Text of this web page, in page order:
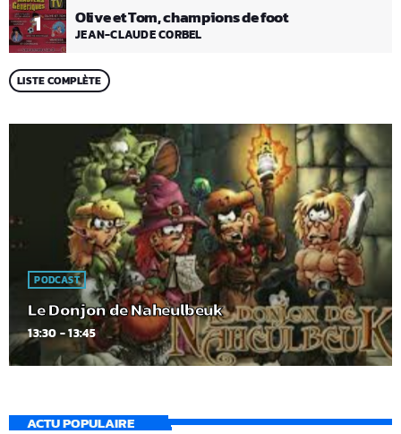
1 Olive et Tom, champions de foot
JEAN-CLAUDE CORBEL
LISTE COMPLÈTE
PODCAST
Le Donjon de Naheulbeuk
13:30 - 13:45
ACTU POPULAIRE